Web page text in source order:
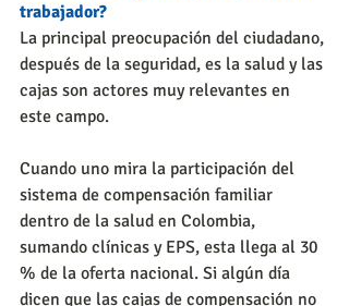
trabajador?
La principal preocupación del ciudadano,
después de la seguridad, es la salud y las
cajas son actores muy relevantes en
este campo.
Cuando uno mira la participación del
sistema de compensación familiar
dentro de la salud en Colombia,
sumando clínicas y EPS, esta llega al 30
% de la oferta nacional. Si algún día
dicen que las cajas de compensación no